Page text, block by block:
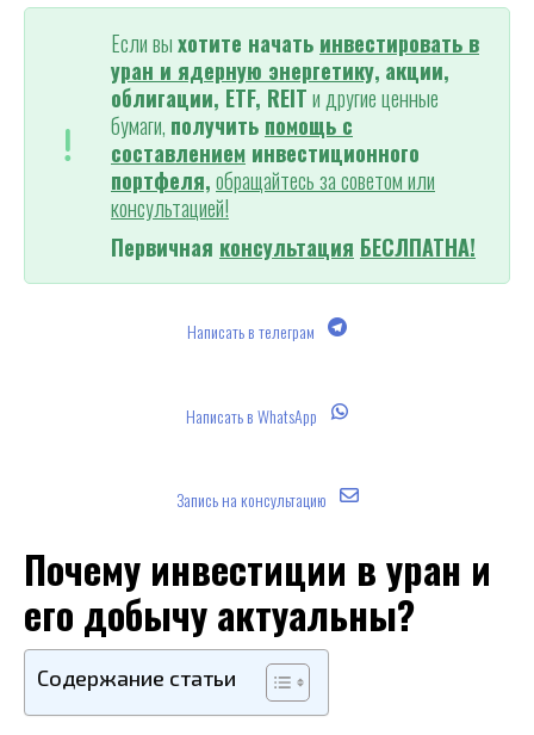
Если выхотите начать инвестировать в
уран и ядерную энергетику, акции,
облигации, ETF, REITи другие ценные
бумаги, получить помощь с
составлением инвестиционного
портфеля,обращайтесь за советом или
консультацией!
Первичная консультация БЕСЛПАТНА!
Написать в телеграм
Написать в WhatsApp
Запись на консультацию
Почему инвестиции в уран и
его добычу актуальны?
Содержание статьи